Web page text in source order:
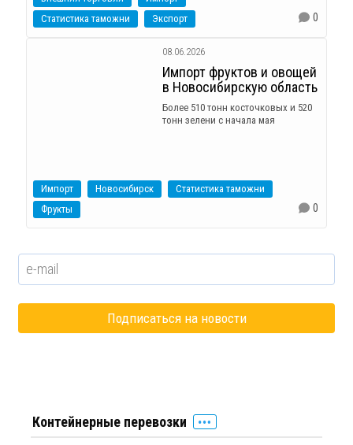
Статистика таможни
Экспорт 0
08.06.2026
Импорт фруктов и овощей
в Новосибирскую область
Более 510 тонн косточковых и 520
тонн зелени с начала мая
Импорт Новосибирск
Статистика таможни
Фрукты
0
Контейнерные перевозки